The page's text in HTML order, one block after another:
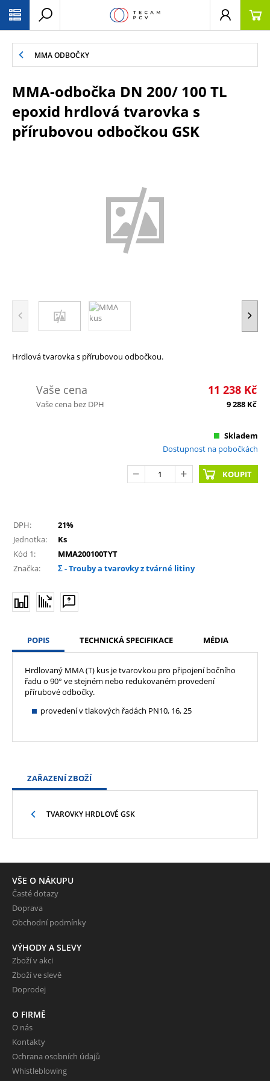
MMA ODBOČKY
MMA-odbočka DN 200/ 100 TL
epoxid hrdlová tvarovka s
přírubovou odbočkou GSK
Hrdlová tvarovka s přírubovou odbočkou.
Vaše cena 11 238 Kč
Vaše cena bez DPH 9 288 Kč
Skladem
Dostupnost na pobočkách
KOUPIT
DPH:
21%
Jednotka:
Ks
Kód 1:
MMA200100TYT
Značka:
Σ - Trouby a tvarovky z tvárné litiny
POPIS TECHNICKÁ SPECIFIKACE MÉDIA
Hrdlovaný MMA (T) kus je tvarovkou pro připojení bočního
řadu o 90° ve stejném nebo redukovaném provedení
přírubové odbočky.
provedení v tlakových řadách PN10, 16, 25
ZAŘAZENÍ ZBOŽÍ
TVAROVKY HRDLOVÉ GSK
VŠE O NÁKUPU
Časté dotazy
Doprava
Obchodní podmínky
VÝHODY A SLEVY
Zboží v akci
Zboží ve slevě
Doprodej
O FIRMĚ
O nás
Kontakty
Ochrana osobních údajů
Whistleblowing